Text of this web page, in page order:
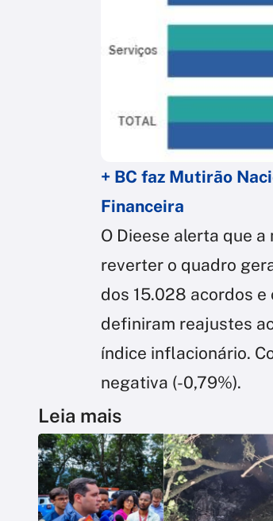
+ BC faz Mutirão
Financeira
O Dieese alerta que
reverter o quadro
dos 15.028 acordos
definiram reajustes
índice inflacionário.
negativa (-0,79%).
Leia mais